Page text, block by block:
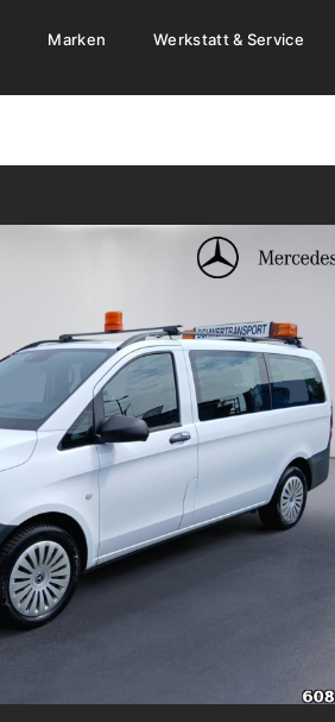
Marken Werkstatt & Service